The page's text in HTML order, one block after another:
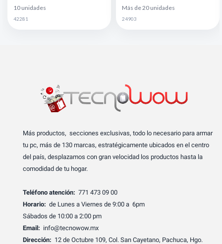
10 unidades
42281
Más de 20 unidades
24903
Más productos, secciones exclusivas, todo lo necesario para armar
tu pc, más de 130 marcas, estratégicamente ubicados en el centro
del país, desplazamos con gran velocidad los productos hasta la
comodidad de tu hogar.
Teléfono atención: 771 473 09 00
Horario: de Lunes a Viernes de 9:00 a 6pm
Sábados de 10:00 a 2:00 pm
Email: info@tecnowow.mx
Dirección: 12 de Octubre 109, Col. San Cayetano, Pachuca, Hgo.